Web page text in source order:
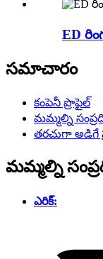
ED
సమాచారం
కంపెనీ ప్రొఫైల్
మమ్మల్ని
తరచుగా అడిగే
మమ్మల్ని
ఎరిక్: